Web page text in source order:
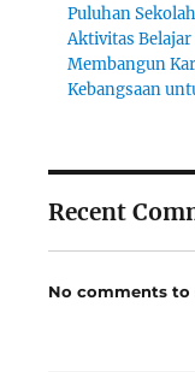
Puluhan
Aktivitas
Membangun
Kebangsaan
Recent
No comments to